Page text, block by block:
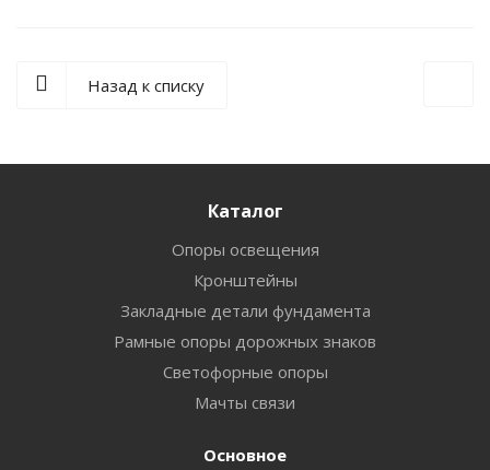
Назад к списку
Каталог
Опоры освещения
Кронштейны
Закладные детали фундамента
Рамные опоры дорожных знаков
Светофорные опоры
Мачты связи
Основное